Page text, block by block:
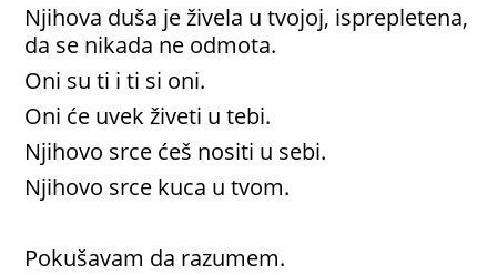
Njihova duša je živela u tvojoj, isprepletena,
da se nikada ne odmota.
Oni su ti i ti si oni.
Oni će uvek živeti u tebi.
Njihovo srce ćeš nositi u sebi.
Njihovo srce kuca u tvom.
Pokušavam da razumem.